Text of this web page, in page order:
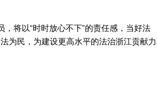
将以“时时放心不下”的责任感，当好法
为民，为建设更高水平的法治浙江贡献力